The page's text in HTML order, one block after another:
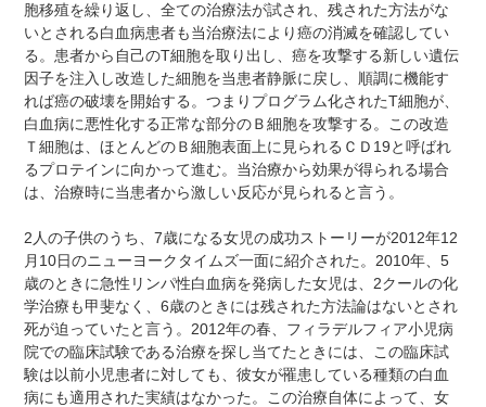
胞移殖を繰り返し、全ての治療法が試され、残された方法がな
いとされる白血病患者も当治療法により癌の消滅を確認してい
る。患者から自己のT細胞を取り出し、癌を攻撃する新しい遺伝
因子を注入し改造した細胞を当患者静脈に戻し、順調に機能す
れば癌の破壊を開始する。つまりプログラム化されたT細胞が、
白血病に悪性化する正常な部分のＢ細胞を攻撃する。この改造
Ｔ細胞は、ほとんどのＢ細胞表面上に見られるＣＤ19と呼ばれ
るプロテインに向かって進む。当治療から効果が得られる場合
は、治療時に当患者から激しい反応が見られると言う。
2人の子供のうち、7歳になる女児の成功ストーリーが2012年12
月10日のニューヨークタイムズ一面に紹介された。2010年、5
歳のときに急性リンパ性白血病を発病した女児は、2クールの化
学治療も甲斐なく、6歳のときには残された方法論はないとされ
死が迫っていたと言う。2012年の春、フィラデルフィア小児病
院での臨床試験である治療を探し当てたときには、この臨床試
験は以前小児患者に対しても、彼女が罹患している種類の白血
病にも適用された実績はなかった。この治療自体によって、女